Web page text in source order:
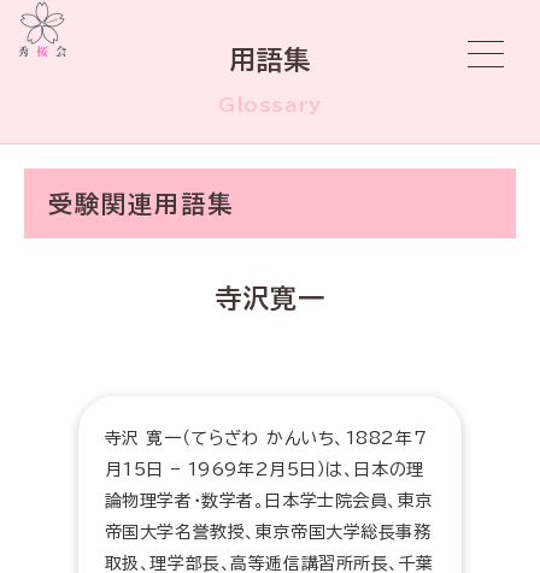
用語集
Glossary
受験関連用語集
寺沢寛一
寺沢 寛一（てらざわ かんいち、1882年7
月15日 – 1969年2月5日）は、日本の理
論物理学者・数学者。日本学士院会員、東京
帝国大学名誉教授、東京帝国大学総長事務
取扱、理学部長、高等逓信講習所所長、千葉